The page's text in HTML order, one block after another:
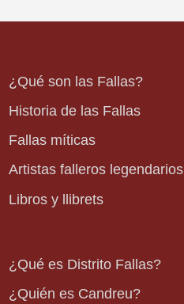
¿Qué son las Fallas?
Historia de las Fallas
Fallas míticas
Artistas falleros legendarios
Libros y llibrets
¿Qué es Distrito Fallas?
¿Quién es Candreu?